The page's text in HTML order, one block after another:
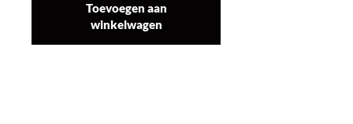
Toevoegen aan
winkelwagen